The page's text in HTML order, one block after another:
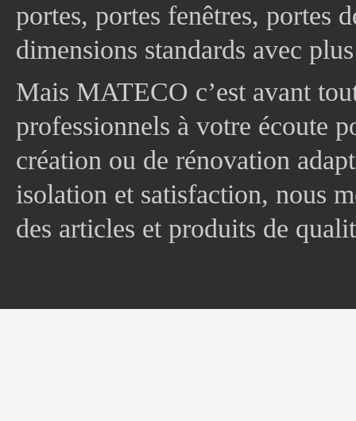
portes, portes fenêtres, portes
dimensions standards avec
Mais MATECO c’est avant
professionnels à votre écoute
création ou de rénovation
isolation et satisfaction, nous
des articles et produits de